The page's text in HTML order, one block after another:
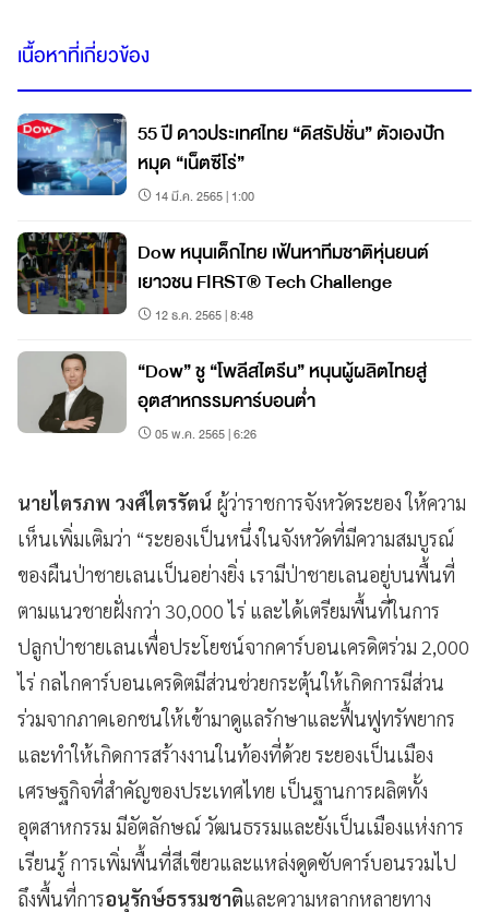
เนื้อหาที่เกี่ยวข้อง
55 ปี ดาวประเทศไทย “ดิสรัปชั่น” ตัวเองปัก
หมุด “เน็ตซีโร่”
14 มี.ค. 2565 | 1:00
Dow หนุนเด็กไทย เฟ้นหาทีมชาติหุ่นยนต์
เยาวชน FIRST® Tech Challenge
12 ธ.ค. 2565 | 8:48
“Dow” ชู “โพลีสไตรีน” หนุนผู้ผลิตไทยสู่
อุตสาหกรรมคาร์บอนต่ำ
05 พ.ค. 2565 | 6:26
นายไตรภพ วงศ์ไตรรัตน์ ผู้ว่าราชการจังหวัดระยอง ให้ความ
เห็นเพิ่มเติมว่า “ระยองเป็นหนึ่งในจังหวัดที่มีความสมบูรณ์
ของผืนป่าชายเลนเป็นอย่างยิ่ง เรามีป่าชายเลนอยู่บนพื้นที่
ตามแนวชายฝั่งกว่า 30,000 ไร่ และได้เตรียมพื้นที่ในการ
ปลูกป่าชายเลนเพื่อประโยชน์จากคาร์บอนเครดิตร่วม 2,000
ไร่ กลไกคาร์บอนเครดิตมีส่วนช่วยกระตุ้นให้เกิดการมีส่วน
ร่วมจากภาคเอกชนให้เข้ามาดูแลรักษาและฟื้นฟูทรัพยากร
และทำให้เกิดการสร้างงานในท้องที่ด้วย ระยองเป็นเมือง
เศรษฐกิจที่สำคัญของประเทศไทย เป็นฐานการผลิตทั้ง
อุตสาหกรรม มีอัตลักษณ์ วัฒนธรรมและยังเป็นเมืองแห่งการ
เรียนรู้ การเพิ่มพื้นที่สีเขียวและแหล่งดูดซับคาร์บอนรวมไป
ถึงพื้นที่การอนุรักษ์ธรรมชาติและความหลากหลายทาง